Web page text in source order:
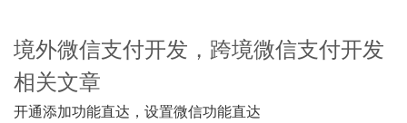
境外微信支付开发，跨境微信支付开发
相关文章
开通添加功能直达，设置微信功能直达